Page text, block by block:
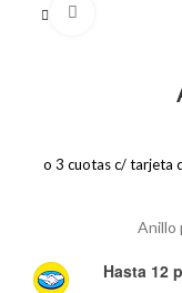
o 3 cuotas c/ tarjeta
Anillo
Hasta 12